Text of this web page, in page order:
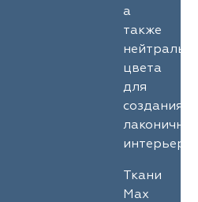
а
также
цвета
для
создания
Ткани
Max